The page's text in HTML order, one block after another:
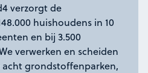
verzorgt de
huishoudens in 10
en bij 3.500
verwerken en scheiden
grondstoffenparken,